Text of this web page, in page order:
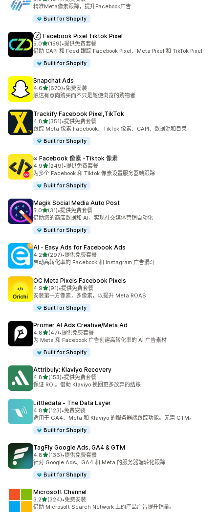
总共 104 条评论
精准Meta像素跟踪，提升Facebook广告
Built for Shopify
Ⓩ Facebook Pixel Tiktok Pixel
5.0星（满分 5 星）
(159)
总共 159 条评论
•提供免费套餐
借助 CAPI 和 Feed 跟踪 Facebook Pixel、Meta Pixel 和 TikTok Pixel
Built for Shopify
Snapchat Ads
4.6星（满分 5 星）
(670)
总共 670 条评论
•免费安装
触达有意向购买而不只是随便浏览的购物者
Trackify Facebook Pixel,TikTok
4.8星（满分 5 星）
(351)
总共 351 条评论
•提供免费套餐
跟踪 Meta 像素 Facebook、TikTok 像素、CAPI、数据源和目录
Built for Shopify
∞ Facebook 像素 ‑Tiktok 像素
4.9星（满分 5 星）
(249)
总共 249 条评论
•提供免费套餐
为多个 Facebook 和 Tiktok 像素设置服务器端跟踪
Built for Shopify
Magik Social Media Auto Post
5.0星（满分 5 星）
(31)
总共 31 条评论
•提供免费套餐
借助您的商店数据和 AI，实现社交媒体营销自动化
Built for Shopify
AI ‑ Easy Ads for Facebook Ads
4.2星（满分 5 星）
(297)
总共 297 条评论
•提供免费套餐
启动高转化率的 Facebook 和 Instagram 广告漏斗
OC Meta Pixels Facebook Pixels
4.9星（满分 5 星）
(91)
总共 91 条评论
•提供免费套餐
安装第一方像素，多像素，以提升 Meta ROAS
Built for Shopify
Promer AI Ads Creative/Meta Ad
4.8星（满分 5 星）
(47)
总共 47 条评论
•提供免费套餐
为 Meta 和 Facebook 广告创建高转化率的 AI 广告素材
Built for Shopify
Attribuly: Klaviyo Recovery
4.8星（满分 5 星）
(153)
总共 153 条评论
•提供免费套餐
保证 ROI。借助 Klaviyo 挽回更多放弃的结账
Littledata ‑ The Data Layer
4.8星（满分 5 星）
(123)
总共 123 条评论
•免费安装
适用于 GA4、Meta 和 Klaviyo 的服务器端跟踪功能。无需 GTM。
Built for Shopify
TagFly Google Ads, GA4 & GTM
4.8星（满分 5 星）
(136)
总共 136 条评论
•提供免费套餐
针对 Google Ads、GA4 和 Meta 的服务器端转化跟踪
Built for Shopify
Microsoft Channel
3.2星（满分 5 星）
(324)
总共 324 条评论
•免费安装
借助 Microsoft Search Network 上的产品广告提升销量。